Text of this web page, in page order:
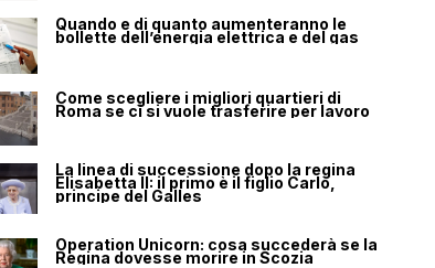
Quando e di quanto aumenteranno le
bollette dell’energia elettrica e del gas
Come scegliere i migliori quartieri di
Roma se ci si vuole trasferire per lavoro
La linea di successione dopo la regina
Elisabetta II: il primo è il figlio Carlo,
principe del Galles
Operation Unicorn: cosa succederà se la
Regina dovesse morire in Scozia